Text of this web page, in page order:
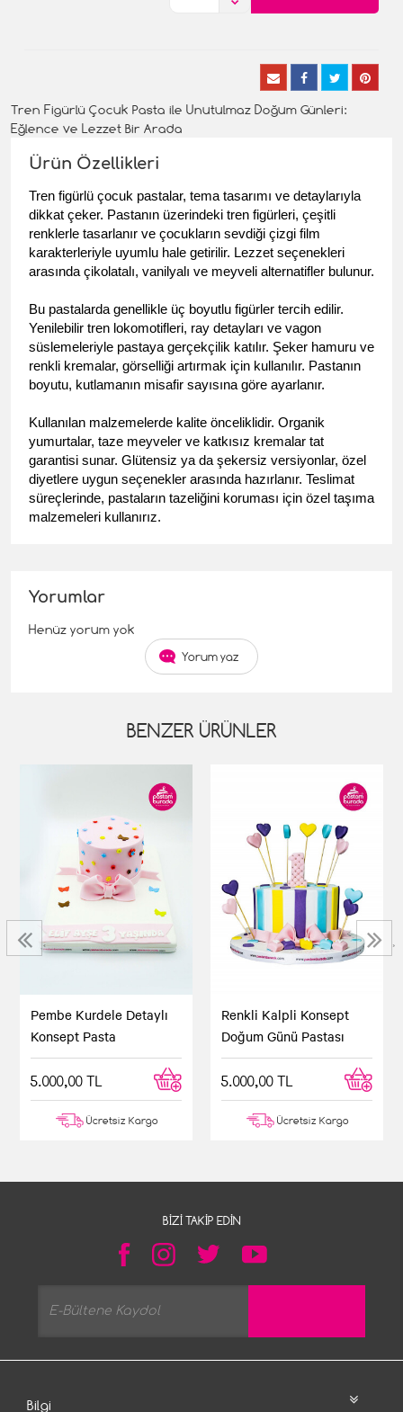
Tren Figürlü Çocuk Pasta ile Unutulmaz Doğum Günleri:
Eğlence ve Lezzet Bir Arada
Ürün Özellikleri
Tren figürlü çocuk pastalar, tema tasarımı ve detaylarıyla
dikkat çeker. Pastanın üzerindeki tren figürleri, çeşitli
renklerle tasarlanır ve çocukların sevdiği çizgi film
karakterleriyle uyumlu hale getirilir. Lezzet seçenekleri
arasında çikolatalı, vanilyalı ve meyveli alternatifler bulunur.
Bu pastalarda genellikle üç boyutlu figürler tercih edilir.
Yenilebilir tren lokomotifleri, ray detayları ve vagon
süslemeleriyle pastaya gerçekçilik katılır. Şeker hamuru ve
renkli kremalar, görselliği artırmak için kullanılır. Pastanın
boyutu, kutlamanın misafir sayısına göre ayarlanır.
Kullanılan malzemelerde kalite önceliklidir. Organik
yumurtalar, taze meyveler ve katkısız kremalar tat
garantisi sunar. Glütensiz ya da şekersiz versiyonlar, özel
diyetlere uygun seçenekler arasında hazırlanır. Teslimat
süreçlerinde, pastaların tazeliğini koruması için özel taşıma
malzemeleri kullanırız.
Yorumlar
Henüz yorum yok
Yorum yaz
BENZER ÜRÜNLER
Pembe Kurdele Detaylı
Konsept Pasta
5.000,00 TL
Ücretsiz Kargo
Renkli Kalpli Konsept
Doğum Günü Pastası
5.000,00 TL
Ücretsiz Kargo
‹ ›
BIZI TAKIP EDIN
Bilgi